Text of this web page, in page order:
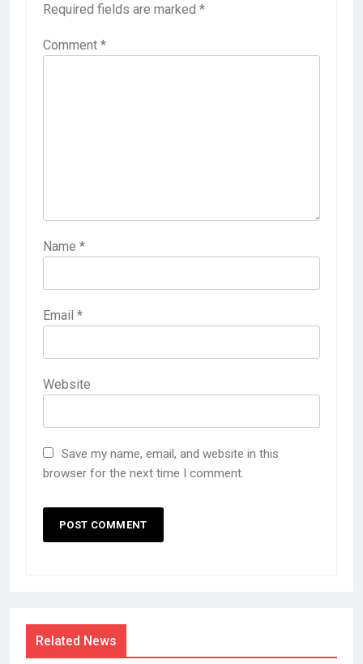
Required fields are marked *
Comment *
Name *
Email *
Website
Save my name, email, and website in this
browser for the next time I comment.
Related News